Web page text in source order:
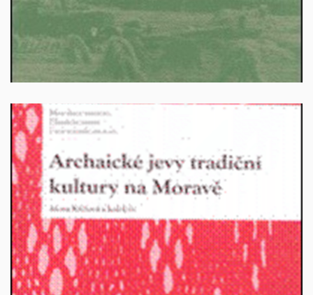
Archaické jevy tradiční lidové kultury na Moravě.
Autor: Alena Křížová a kolektiv. Brno 2011, 200 stran.
ISBN: 978-80-210-5684-8.
Vyprodáno